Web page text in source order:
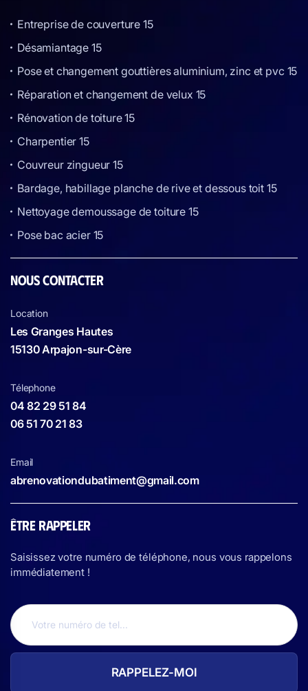
Entreprise de couverture 15
Désamiantage 15
Pose et changement gouttières aluminium, zinc et pvc 15
Réparation et changement de velux 15
Rénovation de toiture 15
Charpentier 15
Couvreur zingueur 15
Bardage, habillage planche de rive et dessous toit 15
Nettoyage demoussage de toiture 15
Pose bac acier 15
NOUS CONTACTER
Location
Les Granges Hautes
15130 Arpajon-sur-Cère
Télephone
04 82 29 51 84
06 51 70 21 83
Email
abrenovationdubatiment@gmail.com
ÊTRE RAPPELER
Saisissez votre numéro de téléphone, nous vous rappelons
immédiatement !